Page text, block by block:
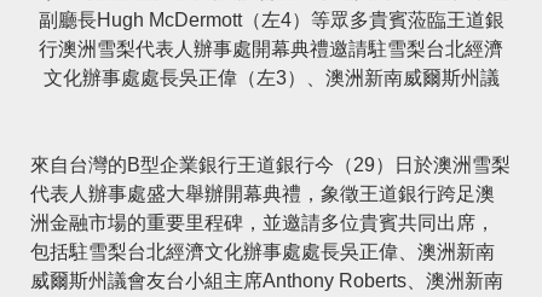
副廳長Hugh McDermott（左4）等眾多貴賓蒞臨王道銀
行澳洲雪梨代表人辦事處開幕典禮邀請駐雪梨台北經濟
文化辦事處處長吳正偉（左3）、澳洲新南威爾斯州議
來自台灣的B型企業銀行王道銀行今（29）日於澳洲雪梨
代表人辦事處盛大舉辦開幕典禮，象徵王道銀行跨足澳
洲金融市場的重要里程碑，並邀請多位貴賓共同出席，
包括駐雪梨台北經濟文化辦事處處長吳正偉、澳洲新南
威爾斯州議會友台小組主席Anthony Roberts、澳洲新南